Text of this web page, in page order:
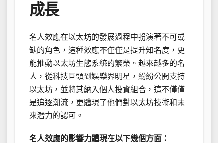
成長
名人效應在以太坊的發展過程中扮演著不可或
缺的角色，這種效應不僅僅是提升知名度，更
能推動以太坊生態系統的繁榮。越來越多的名
人，從科技巨頭到娛樂界明星，紛紛公開支持
以太坊，並將其納入個人投資組合，這不僅僅
是追逐潮流，更體現了他們對以太坊技術和未
來潛力的認可。
名人效應的影響力體現在以下幾個方面：